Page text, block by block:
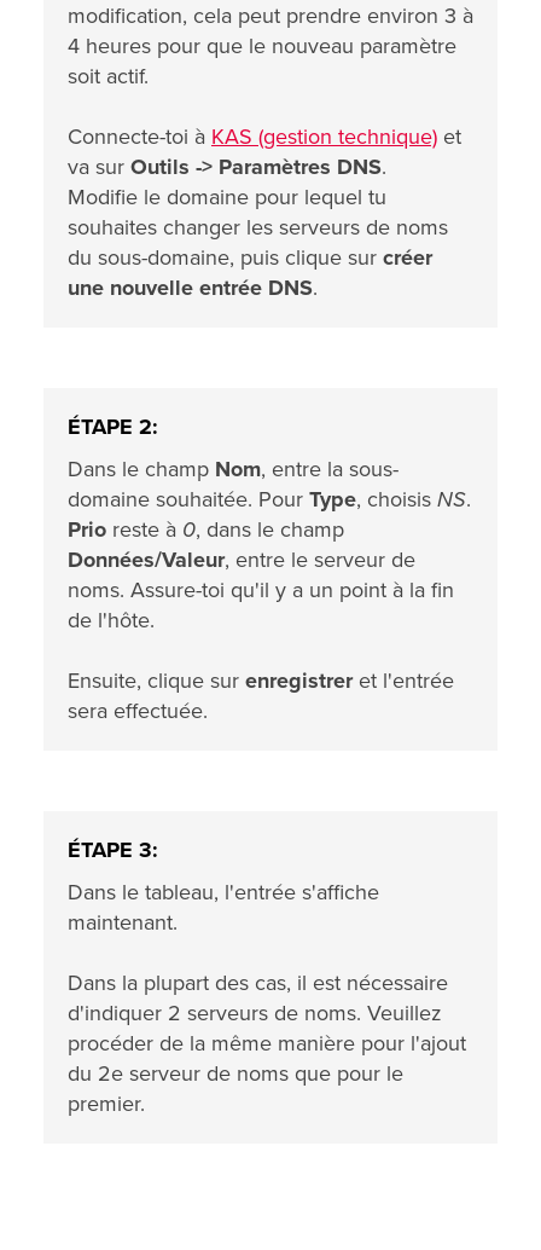
modification, cela peut prendre environ 3 à
4 heures pour que le nouveau paramètre
soit actif.
Connecte-toi à KAS (gestion technique) et
va sur Outils -> Paramètres DNS.
Modifie le domaine pour lequel tu
souhaites changer les serveurs de noms
du sous-domaine, puis clique sur créer
une nouvelle entrée DNS.
ÉTAPE 2:
Dans le champ Nom, entre la sous-
domaine souhaitée. Pour Type, choisis NS.
Prio reste à 0, dans le champ
Données/Valeur, entre le serveur de
noms. Assure-toi qu'il y a un point à la fin
de l'hôte.
Ensuite, clique sur enregistreret l'entrée
sera effectuée.
ÉTAPE 3:
Dans le tableau, l'entrée s'affiche
maintenant.
Dans la plupart des cas, il est nécessaire
d'indiquer 2 serveurs de noms. Veuillez
procéder de la même manière pour l'ajout
du 2e serveur de noms que pour le
premier.